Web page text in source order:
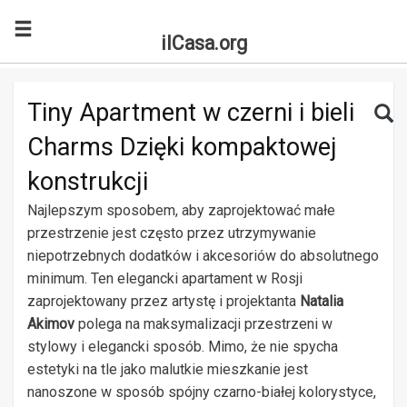
ilCasa.org
Search for:
Tiny Apartment w czerni i bieli
Charms Dzięki kompaktowej
konstrukcji
Najlepszym sposobem, aby zaprojektować małe
przestrzenie jest często przez utrzymywanie
niepotrzebnych dodatków i akcesoriów do absolutnego
minimum. Ten elegancki apartament w Rosji
zaprojektowany przez artystę i projektanta Natalia
Akimov polega na maksymalizacji przestrzeni w
stylowy i elegancki sposób. Mimo, że nie spycha
estetyki na tle jako malutkie mieszkanie jest
nanoszone w sposób spójny czarno-białej kolorystyce,